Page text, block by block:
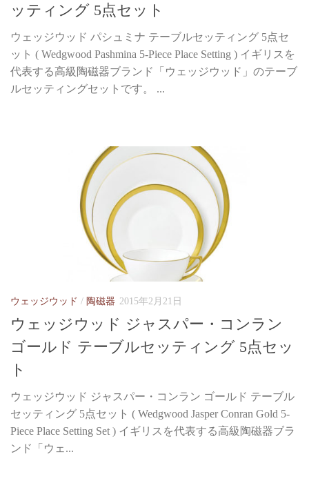
ッティング 5点セット
ウェッジウッド パシュミナ テーブルセッティング 5点セ
ット ( Wedgwood Pashmina 5-Piece Place Setting ) イギリスを
代表する高級陶磁器ブランド「ウェッジウッド」のテーブ
ルセッティングセットです。 ...
ウェッジウッド / 陶磁器 2015年2月21日
ウェッジウッド ジャスパー・コンラン
ゴールド テーブルセッティング 5点セッ
ト
ウェッジウッド ジャスパー・コンラン ゴールド テーブル
セッティング 5点セット ( Wedgwood Jasper Conran Gold 5-
Piece Place Setting Set ) イギリスを代表する高級陶磁器ブラ
ンド「ウェ...